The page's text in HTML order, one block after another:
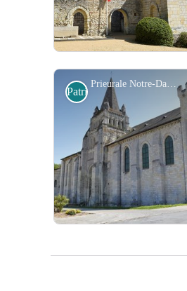
Voir
Prieurale Notre-Dame de Cunault - Karine Le Meitour
Patrimoine et histoire